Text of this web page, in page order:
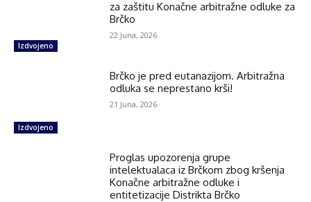
Izdvojeno
za zaštitu Konačne arbitražne odluke za
Brčko
22 Juna, 2026
Izdvojeno
Brčko je pred eutanazijom. Arbitražna
odluka se neprestano krši!
21 Juna, 2026
Proglas upozorenja grupe
intelektualaca iz Brčkom zbog kršenja
Konačne arbitražne odluke i
entitetizacije Distrikta Brčko